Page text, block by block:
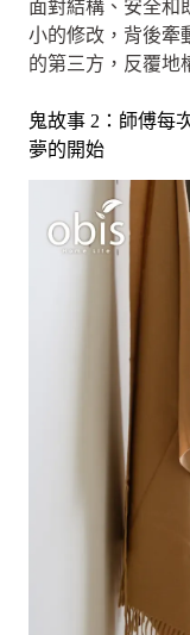
面對結構、安全和
小的修改，背後牽
的第三方，反覆地
鬼故事 2：師傅每
夢的開始